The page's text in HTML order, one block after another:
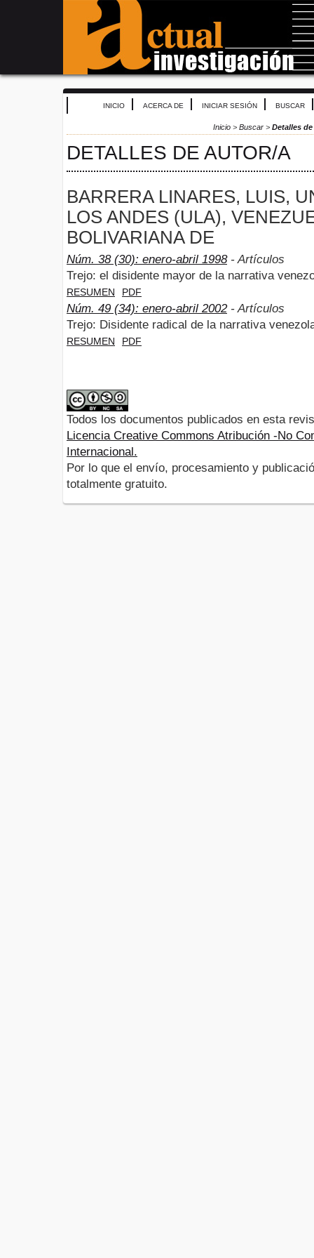
INICIO ACERCA DE INICIAR SESIÓN BUSCAR
Inicio > Buscar > Detalles
DETALLES DE AUTOR/A
BARRERA LINARES, LUIS,
LOS ANDES (ULA),
BOLIVARIANA DE
Núm. 38 (30): enero-abril 1998- Artículos
Trejo: el disidente mayor de la narrativa
RESUMEN PDF
Núm. 49 (34): enero-abril 2002- Artículos
Trejo: Disidente radical de la narrativa
RESUMEN PDF
Todos los documentos publicados en esta
Licencia Creative Commons Atribución -No
Internacional.
Por lo que el envío, procesamiento y
totalmente gratuito.